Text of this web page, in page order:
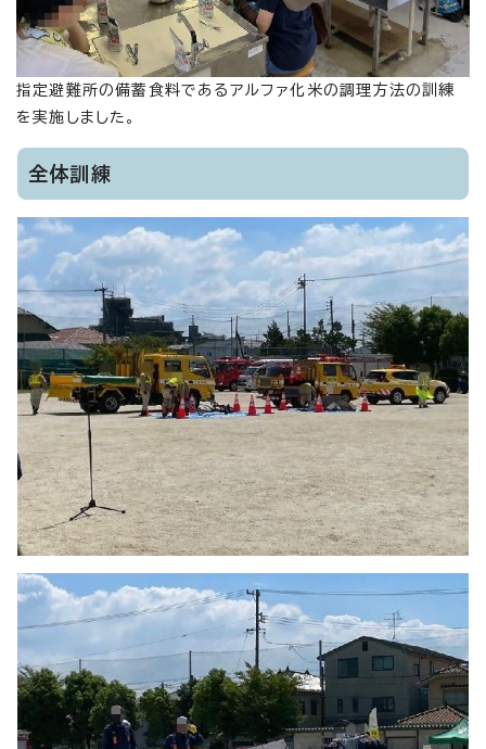
指定避難所の備蓄食料であるアルファ化米の調理方法の訓練
を実施しました。
全体訓練